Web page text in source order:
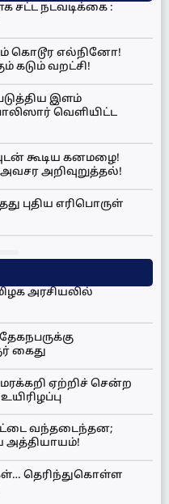
சட்ட நடவடிக்கை :
கொடூர எல்நினோ!
கடும் வறட்சி!
இளம்
வெளியிட்ட
கூடிய கனமழை!
அறிவுறுத்தல்!
புதிய எரிபொருள்
அரசியலில்
கைது
ஏற்றிச் சென்ற
வந்தடைந்தன;
அத்தியாயம்!
தெரிந்துகொள்ள